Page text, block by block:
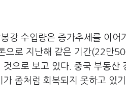
강 수입량은 증가추세를 이
으로 지난해 같은 기간(22만
것으로 보고 있다. 중국 부동산
좀처럼 회복되지 못하고 있